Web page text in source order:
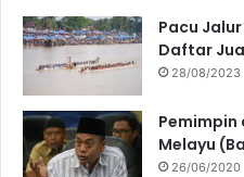
Pacu
Daftar
28/08/2023
Melayu
26/06/2020